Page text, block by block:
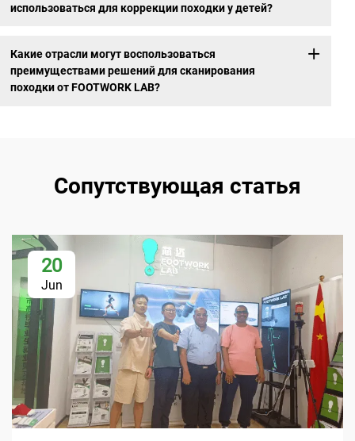
использоваться для коррекции походки у детей?
Какие отрасли могут воспользоваться
преимуществами решений для сканирования
походки от FOOTWORK LAB?
Сопутствующая статья
20
Jun